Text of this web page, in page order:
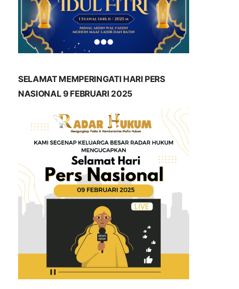
SELAMAT MEMPERINGATI HARI PERS
NASIONAL 9 FEBRUARI 2025